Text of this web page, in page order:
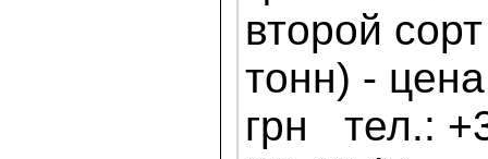
второй
тонн) -
грн тел.: